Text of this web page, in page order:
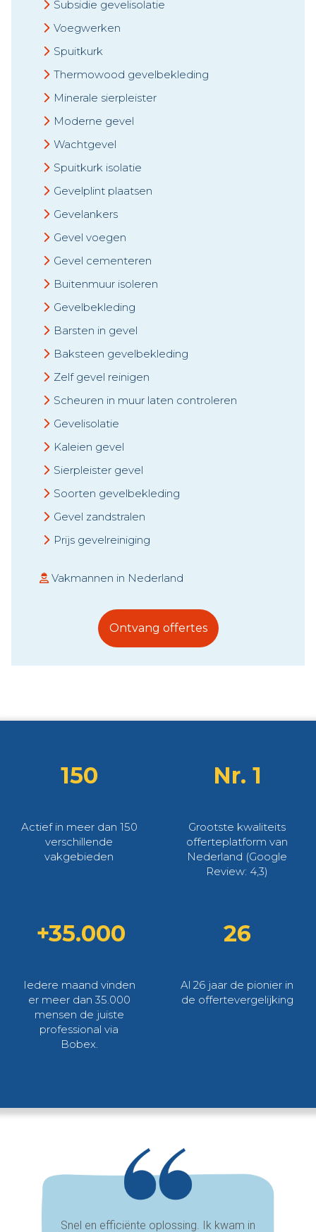
Subsidie gevelisolatie
Voegwerken
Spuitkurk
Thermowood gevelbekleding
Minerale sierpleister
Moderne gevel
Wachtgevel
Spuitkurk isolatie
Gevelplint plaatsen
Gevelankers
Gevel voegen
Gevel cementeren
Buitenmuur isoleren
Gevelbekleding
Barsten in gevel
Baksteen gevelbekleding
Zelf gevel reinigen
Scheuren in muur laten controleren
Gevelisolatie
Kaleien gevel
Sierpleister gevel
Soorten gevelbekleding
Gevel zandstralen
Prijs gevelreiniging
Vakmannen in Nederland
Ontvang offertes
150
Actief in meer dan 150
verschillende
vakgebieden
Nr. 1
Grootste kwaliteits
offerteplatform van
Nederland (Google
Review: 4,3)
+35.000
Iedere maand vinden
er meer dan 35.000
mensen de juiste
professional via
Bobex.
26
Al 26 jaar de pionier in
de offertevergelijking
Snel en efficiënte oplossing. Ik kwam in